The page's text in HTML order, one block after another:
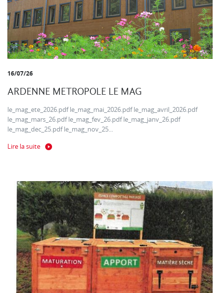
16/07/26
ARDENNE METROPOLE LE MAG
le_mag_ete_2026.pdf le_mag_mai_2026.pdf le_mag_avril_2026.pdf
le_mag_mars_26.pdf le_mag_fev_26.pdf le_mag_janv_26.pdf
le_mag_dec_25.pdf le_mag_nov_25...
Lire la suite